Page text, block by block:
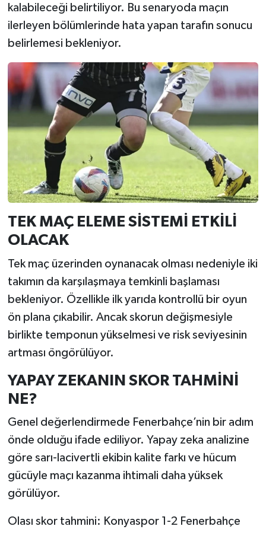
kalabileceği belirtiliyor. Bu senaryoda maçın
ilerleyen bölümlerinde hata yapan tarafın sonucu
belirlemesi bekleniyor.
TEK MAÇ ELEME SİSTEMİ ETKİLİ
OLACAK
Tek maç üzerinden oynanacak olması nedeniyle iki
takımın da karşılaşmaya temkinli başlaması
bekleniyor. Özellikle ilk yarıda kontrollü bir oyun
ön plana çıkabilir. Ancak skorun değişmesiyle
birlikte temponun yükselmesi ve risk seviyesinin
artması öngörülüyor.
YAPAY ZEKANIN SKOR TAHMİNİ
NE?
Genel değerlendirmede Fenerbahçe’nin bir adım
önde olduğu ifade ediliyor. Yapay zeka analizine
göre sarı-lacivertli ekibin kalite farkı ve hücum
gücüyle maçı kazanma ihtimali daha yüksek
görülüyor.
Olası skor tahmini: Konyaspor 1-2 Fenerbahçe